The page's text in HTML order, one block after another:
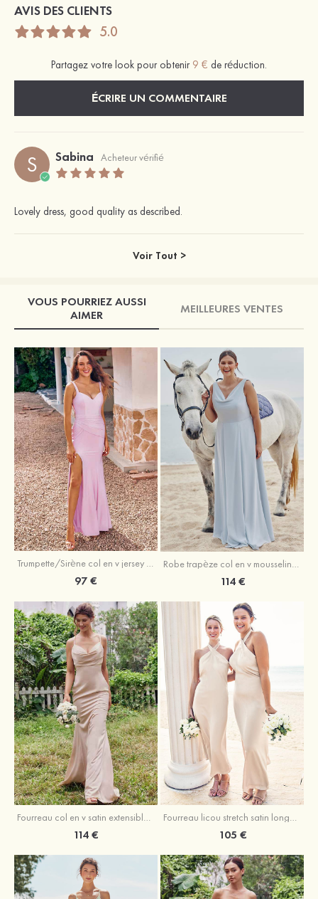
AVIS DES CLIENTS
5.0
Partagez votre look pour obtenir 9 € de réduction.
ÉCRIRE UN COMMENTAIRE
S Sabina Acheteur vérifié
Lovely dress, good quality as described.
Voir Tout >
VOUS POURRIEZ AUSSI
AIMER
MEILLEURES VENTES
Trumpette/Sirène col en v jersey ras du sol robe de demoiselle d'honneur
97 € 114 €
Fourreau col en v satin extensible ras du sol robe de demoiselle d'honneur
114 €
Fourreau licou stretch satin longueur cheville robe de demoiselle d'honneur
105 €